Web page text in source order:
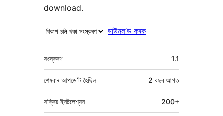
download.
ডাউনল’ড কৰক
মেটা 1.1
সংস্কৰণ
2 বছৰআগত
শেষবাৰ আপডে’ট হৈছিল
সক্ৰিয় ইনষ্টলেশ্যন 200+